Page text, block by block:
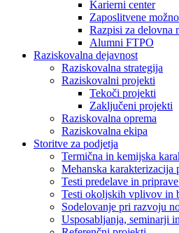
Karierni center
Zaposlitvene
Razpisi za delovna
Alumni FTPO
Raziskovalna dejavnost
Raziskovalna strategija
Raziskovalni projekti
Tekoči projekti
Zaključeni projekti
Raziskovalna oprema
Raziskovalna ekipa
Storitve za podjetja
Termična in kemijska
Mehanska
Testi predelave in
Testi okoljskih vplivov in
Sodelovanje pri razvoju
Usposabljanja, seminarji